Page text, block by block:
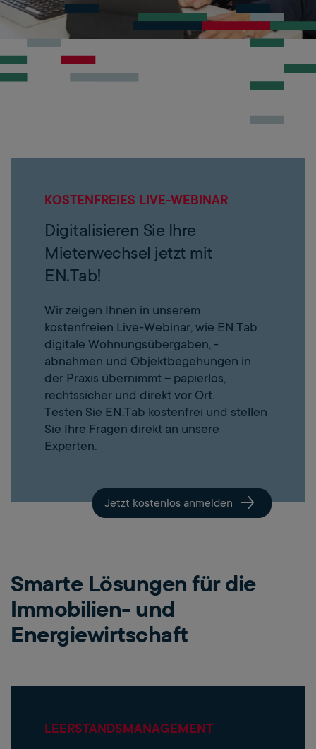
KOSTENFREIES LIVE-WEBINAR
Digitalisieren Sie Ihre
Mieterwechsel jetzt mit
EN.Tab!
Wir zeigen Ihnen in unserem
kostenfreien Live-Webinar, wie EN.Tab
digitale Wohnungsübergaben, -
abnahmen und Objektbegehungen in
der Praxis übernimmt – papierlos,
rechtssicher und direkt vor Ort.
Testen Sie EN.Tab kostenfrei und stellen
Sie Ihre Fragen direkt an unsere
Experten.
Jetzt kostenlos anmelden
Smarte Lösungen für die
Immobilien- und
Energiewirtschaft
LEERSTANDSMANAGEMENT